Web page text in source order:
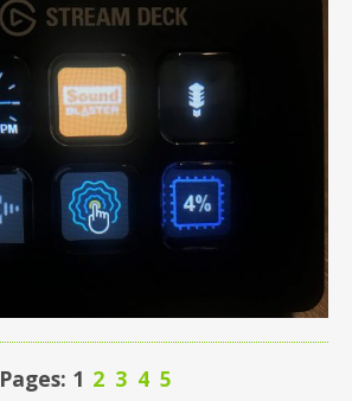
Pages: 1 2 3 4 5